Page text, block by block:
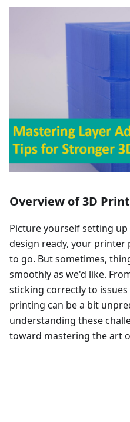
Overview of 3D
Picture yourself setting
design ready, your printer
to go. But sometimes,
smoothly as we'd like.
sticking correctly to
printing can be a bit
understanding these
toward mastering the art